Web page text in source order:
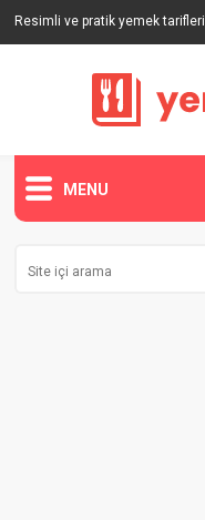
Resimli ve pratik yemek tarifleri
MENU